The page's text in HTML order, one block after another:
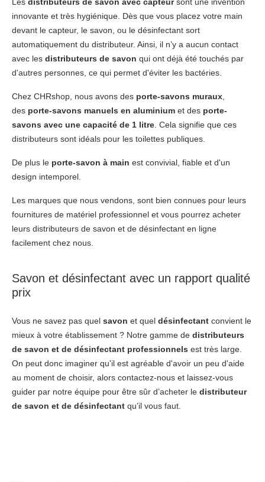
Les distributeurs de savon avec capteursont une invention
innovante et très hygiénique. Dès que vous placez votre main
devant le capteur, le savon, ou le désinfectant sort
automatiquement du distributeur. Ainsi, il n’y a aucun contact
avec les distributeurs de savon qui ont déjà été touchés par
d'autres personnes, ce qui permet d'éviter les bactéries.
Chez CHRshop, nous avons des porte-savons muraux,
des porte-savons manuels en aluminium et des porte-
savons avec une capacité de 1 litre. Cela signifie que ces
distributeurs sont idéals pour les toilettes publiques.
De plus le porte-savon à main est convivial, fiable et d'un
design intemporel.
Les marques que nous vendons, sont bien connues pour leurs
fournitures de matériel professionnel et vous pourrez acheter
leurs distributeurs de savon et de désinfectant en ligne
facilement chez nous.
Savon et désinfectant avec un rapport qualité
prix
Vous ne savez pas quel savon et quel désinfectant convient le
mieux à votre établissement ? Notre gamme de distributeurs
de savon et de désinfectant professionnels est très large.
On peut donc imaginer qu'il est agréable d'avoir un peu d'aide
au moment de choisir, alors contactez-nous et laissez-vous
guider par notre équipe pour être sûr d’acheter le distributeur
de savon et de désinfectant qu’il vous faut.